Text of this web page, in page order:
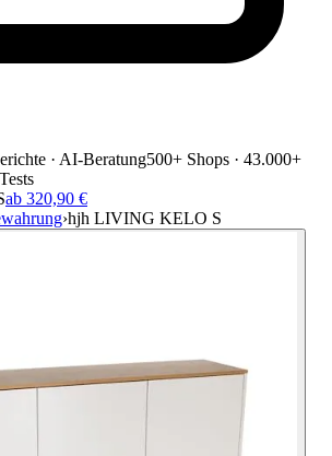
· AI-Beratung500+ Shops · 43.000+
ab 320,90 €
›hjh LIVING KELO S